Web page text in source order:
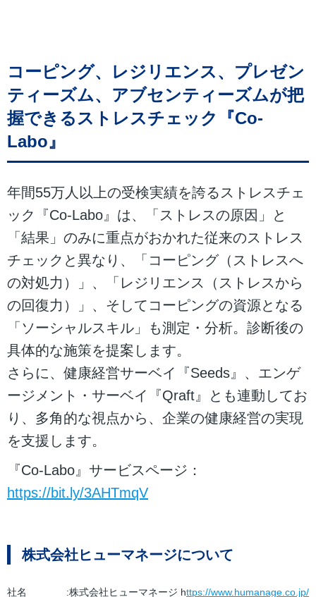
コーピング、レジリエンス、プレゼン
ティーズム、アブセンティーズムが把
握できるストレスチェック『Co-
Labo』
年間55万人以上の受検実績を誇るストレスチェ
ック『Co-Labo』は、「ストレスの原因」と
「結果」のみに重点がおかれた従来のストレス
チェックと異なり、「コーピング（ストレスへ
の対処力）」、「レジリエンス（ストレスから
の回復力）」、そしてコーピングの資源となる
「ソーシャルスキル」も測定・分析。診断後の
具体的な施策を提案します。
さらに、健康経営サーベイ『Seeds』、エンゲ
ージメント・サーベイ『Qraft』とも連動してお
り、多角的な視点から、企業の健康経営の実現
を支援します。
『Co-Labo』サービスページ：
https://bit.ly/3AHTmqV
株式会社ヒューマネージについて
社名 :株式会社ヒューマネージ https://www.humanage.co.jp/